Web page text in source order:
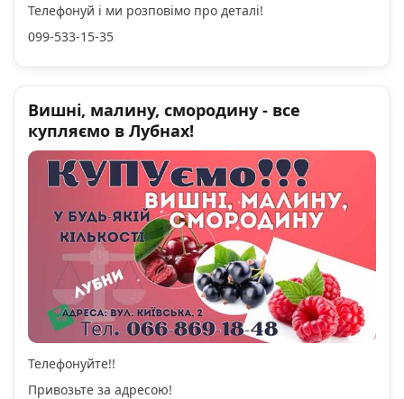
Телефонуй і ми розповімо про деталі!
099-533-15-35
Вишні, малину, смородину - все
купляємо в Лубнах!
Телефонуйте!!
Привозьте за адресою!